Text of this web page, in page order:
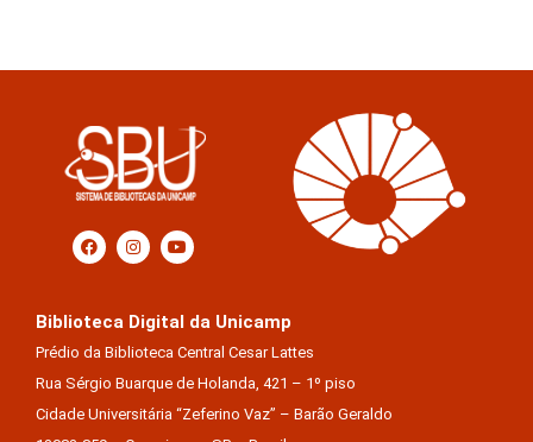
Biblioteca Digital da Unicamp
Prédio da Biblioteca Central Cesar Lattes
Rua Sérgio Buarque de Holanda, 421 – 1º piso
Cidade Universitária “Zeferino Vaz” – Barão Geraldo